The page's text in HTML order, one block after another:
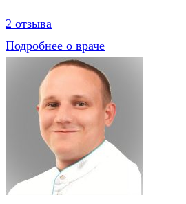
2 отзыва
Подробнее о враче